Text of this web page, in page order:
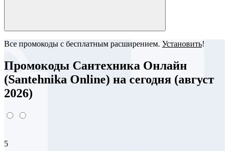
Все промокоды с бесплатным расширением. Установить!
Промокоды Сантехника Онлайн
(Santehnika Online) на сегодня (август
2026)
5